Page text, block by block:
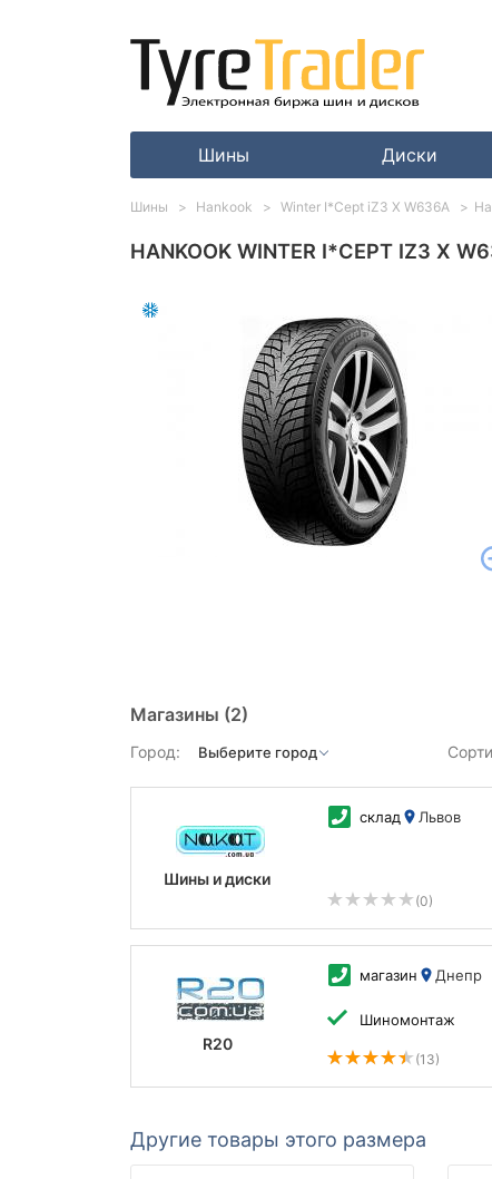
Шины Диски
HANKOOK WINTER I*CEPT IZ3 X
Магазины (2)
Город:
Шины и диски
склад Львов
(0)
R20
магазин Днепр
Шиномонтаж
(13)
Другие товары этого размера
Шины Hankook Winter I*Cept iZ3 X W636A